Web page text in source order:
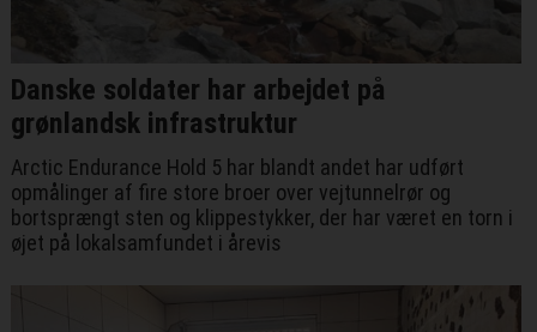
Danske soldater har arbejdet på
grønlandsk infrastruktur
Arctic Endurance Hold 5 har blandt andet har udført
opmålinger af fire store broer over vejtunnelrør og
bortsprængt sten og klippestykker, der har været en torn i
øjet på lokalsamfundet i årevis